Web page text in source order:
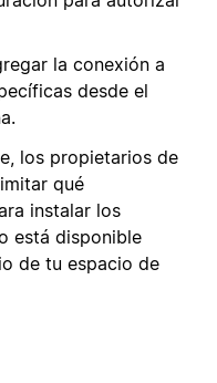
la conexión a
desde el
los propietarios de
qué
instalar los
está disponible
de tu espacio de